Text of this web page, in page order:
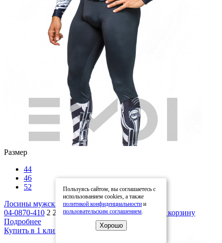
Размер
44
46
52
Лосины мужские
04-0870-410 2 280 руб.3 800 руб.
В корзину
Подробнее
Купить в 1 клик
В избранное
Пользуясь сайтом, вы соглашаетесь с
использованием cookies, а также
политикой конфиденциальности и
пользовательским соглашением.
Хорошо